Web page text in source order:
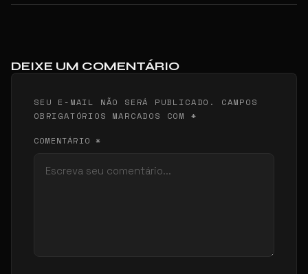
DEIXE UM COMENTÁRIO
SEU E-MAIL NÃO SERÁ PUBLICADO. CAMPOS
OBRIGATÓRIOS MARCADOS COM *
COMENTÁRIO *